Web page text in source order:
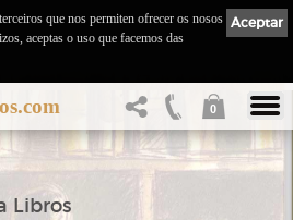
0
Libros
Aceptar
que nos permiten ofrecer os nosos
aceptas o uso que facemos das